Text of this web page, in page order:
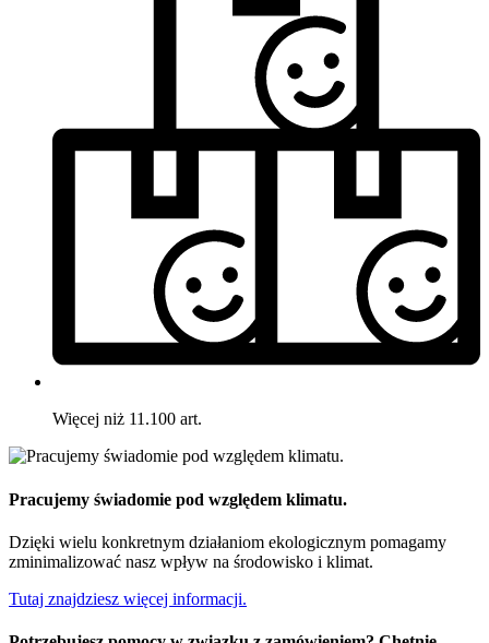
Więcej niż 11.100 art.
Pracujemy świadomie pod względem klimatu.
Dzięki wielu konkretnym działaniom ekologicznym pomagamy
zminimalizować nasz wpływ na środowisko i klimat.
Tutaj znajdziesz więcej informacji.